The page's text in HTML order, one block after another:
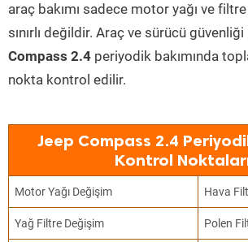
araç bakımı sadece motor yağı ve
sınırlı değildir. Araç ve sürücü
Compass 2.4 periyodik bakımında
nokta kontrol edilir.
Jeep Compass 2.4
Kontrol
Motor Yağı Değişim Hava
Yağ Filtre Değişim Polen